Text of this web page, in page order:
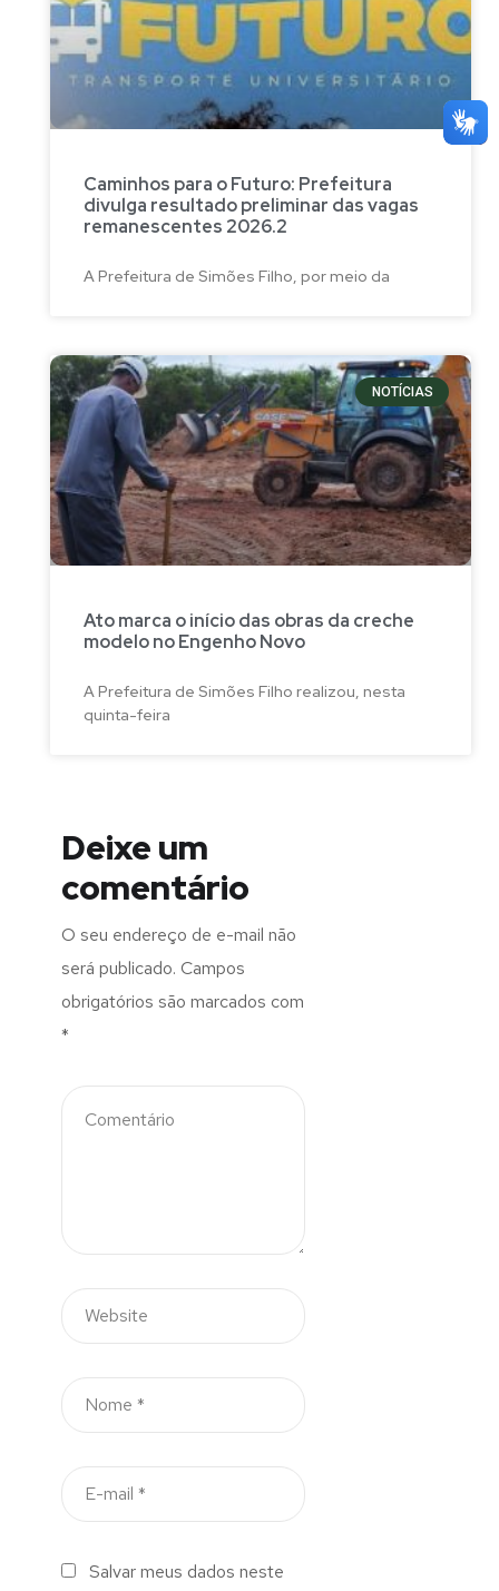
Caminhos para o Futuro: Prefeitura
divulga resultado preliminar das vagas
remanescentes 2026.2
A Prefeitura de Simões Filho, por meio da
NOTÍCIAS
Ato marca o início das obras da creche
modelo no Engenho Novo
A Prefeitura de Simões Filho realizou, nesta
quinta-feira
Deixe um
comentário
O seu endereço de e-mail não
será publicado. Campos
obrigatórios são marcados com
*
Salvar meus dados neste